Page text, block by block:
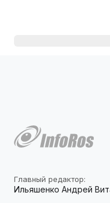
Главный редактор:
Ильяшенко Андрей